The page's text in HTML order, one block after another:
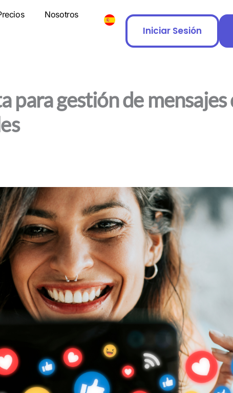
Nosotros
Iniciar Sesión
para gestión de mensajes